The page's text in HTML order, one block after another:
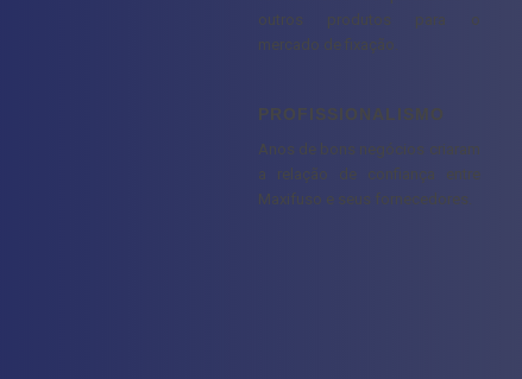
outros produtos para o
mercado de fixação.
PROFISSIONALISMO
Anos de bons negócios criaram
a relação de confiança entre
Maxifuso e seus fornecedores.